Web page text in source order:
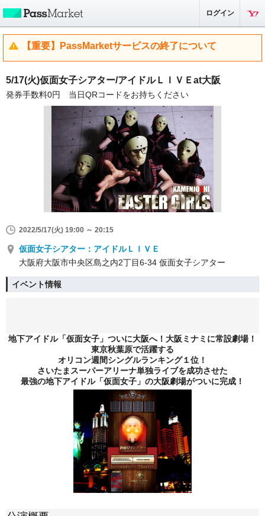
ログイン
【重要】PassMarketサービスの終了について
5/17(火)仮面女子シアター/アイドルＬＩＶＥat大阪
発券手数料0円 当日QRコードをお持ちください
2022/5/17(火) 19:00 ～ 20:15
仮面女子シアター：アイドルＬＩＶＥ
大阪府大阪市中央区島之内2丁目6-34 仮面女子シアター
イベント情報
地下アイドル「仮面女子」ついに大阪へ！大阪ミナミに常設劇場！
東京秋葉原で活躍する
オリコン週間シングルランキング１位！
さいたまスーパーアリーナ単独ライブを成功させた
最強の地下アイドル「仮面女子」の大阪劇場がついに完成！